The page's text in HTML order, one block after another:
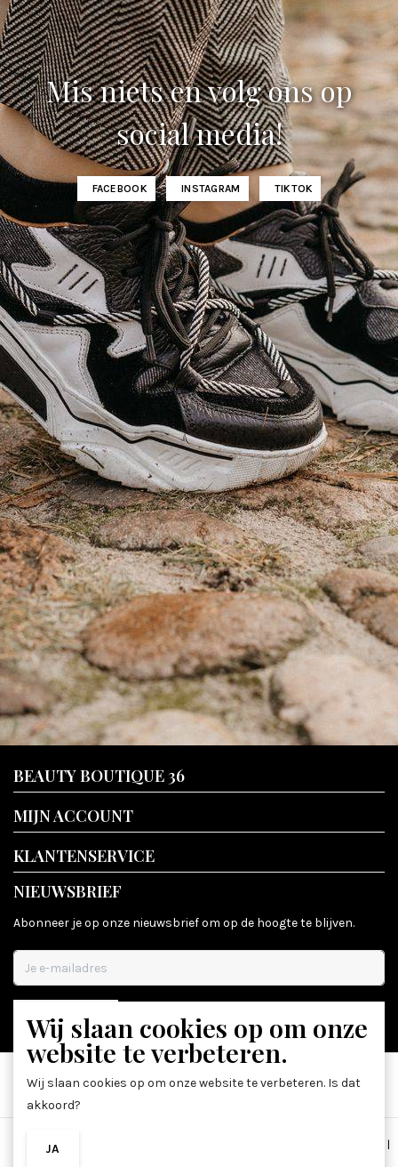
Mis niets en volg ons op
social media!
FACEBOOK INSTAGRAM TIKTOK
BEAUTY BOUTIQUE 36
MIJN ACCOUNT
KLANTENSERVICE
NIEUWSBRIEF
Abonneer je op onze nieuwsbrief om op de hoogte te blijven.
ABONNEER
Algemene voorwaarden
|
Wij slaan cookies op om onze
website te verbeteren.
Wij slaan cookies op om onze website te verbeteren. Is dat
akkoord?
JA